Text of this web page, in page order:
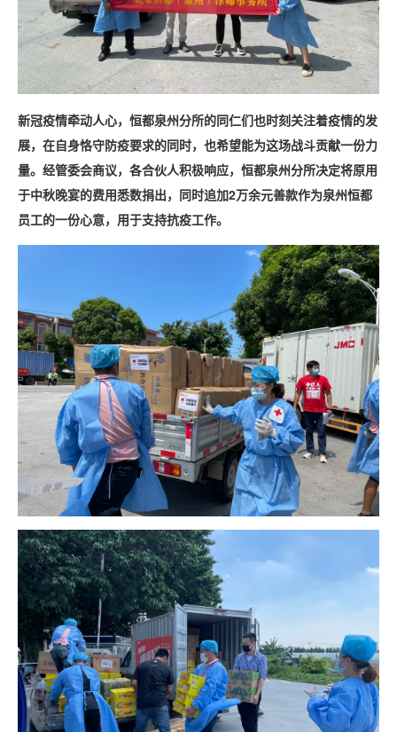
新冠疫情牵动人心，恒都泉州分所的同仁们也时刻关注着疫情的发
展，在自身恪守防疫要求的同时，也希望能为这场战斗贡献一份力
量。经管委会商议，各合伙人积极响应，恒都泉州分所决定将原用
于中秋晚宴的费用悉数捐出，同时追加2万余元善款作为泉州恒都
员工的一份心意，用于支持抗疫工作。